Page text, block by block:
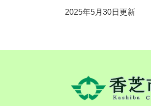
2025年5月30日更新